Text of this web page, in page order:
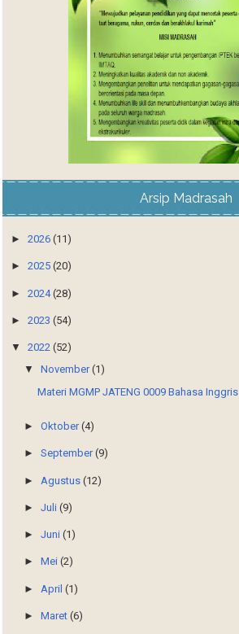
Arsip Madrasah
►2026(11)
►2025(20)
►2024(28)
►2023(54)
▼2022(52)
▼November(1)
Materi MGMP JATENG 0009 Bahasa Inggris
►Oktober(4)
►September(9)
► Agustus(12)
►Juli(9)
►Juni(1)
►Mei(2)
► April(1)
►Maret(6)